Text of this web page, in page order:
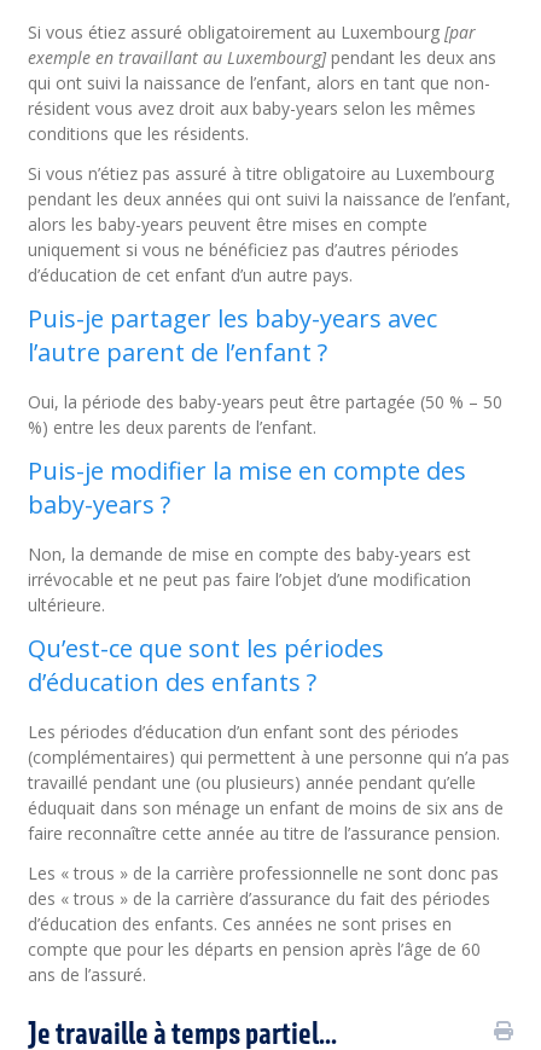
Si vous étiez assuré obligatoirement au Luxembourg[par
exemple en travaillant au Luxembourg]pendant les deux ans
qui ont suivi la naissance de l’enfant, alors en tant que non-
résident vous avez droit aux baby-years selon les mêmes
conditions que les résidents.
Si vous n’étiez pas assuré à titre obligatoire au Luxembourg
pendant les deux années qui ont suivi la naissance de l’enfant,
alors les baby-years peuvent être mises en compte
uniquement si vous ne bénéficiez pas d’autres périodes
d’éducation de cet enfant d’un autre pays.
Puis-je partager les baby-years avec
l’autre parent de l’enfant ?
Oui, la période des baby-years peut être partagée (50 % – 50
%) entre les deux parents de l’enfant.
Puis-je modifier la mise en compte des
baby-years ?
Non, la demande de mise en compte des baby-years est
irrévocable et ne peut pas faire l’objet d’une modification
ultérieure.
Qu’est-ce que sont les périodes
d’éducation des enfants ?
Les périodes d’éducation d’un enfant sont des périodes
(complémentaires) qui permettent à une personne qui n’a pas
travaillé pendant une (ou plusieurs) année pendant qu’elle
éduquait dans son ménage un enfant de moins de six ans de
faire reconnaître cette année au titre de l’assurance pension.
Les « trous » de la carrière professionnelle ne sont donc pas
des « trous » de la carrière d’assurance du fait des périodes
d’éducation des enfants. Ces années ne sont prises en
compte que pour les départs en pension après l’âge de 60
ans de l’assuré.
Je travaille à temps partiel...